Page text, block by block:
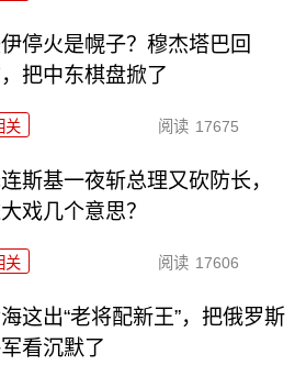
停火是幌子？穆杰塔巴回
把中东棋盘掀了
关 阅读 17675
斯基一夜斩总理又砍防长，
戏几个意思？
关 阅读 17606
这出“老将配新王”，把俄罗斯
看沉默了